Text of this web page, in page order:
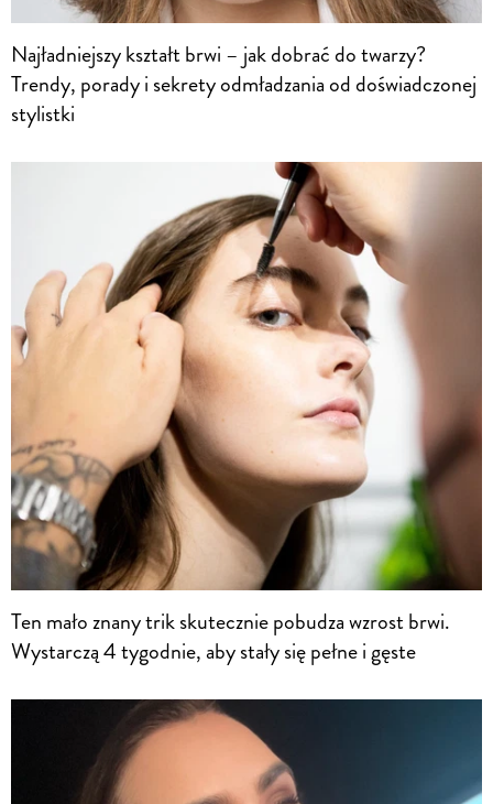
Najładniejszy kształt brwi – jak dobrać do twarzy?
Trendy, porady i sekrety odmładzania od doświadczonej
stylistki
Ten mało znany trik skutecznie pobudza wzrost brwi.
Wystarczą 4 tygodnie, aby stały się pełne i gęste